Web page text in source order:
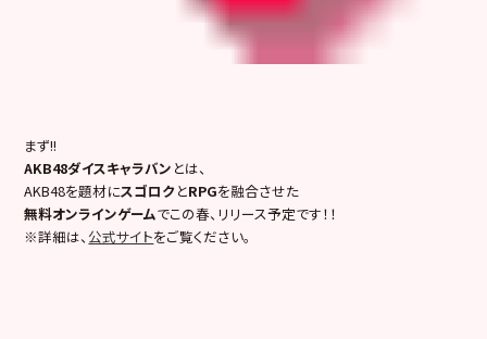
まず!!
AKB48ダイスキャラバン とは、
AKB48を題材にスゴロクとRPGを融合させた
無料オンラインゲームでこの春、リリース予定です！！
※詳細は、公式サイトをご覧ください。